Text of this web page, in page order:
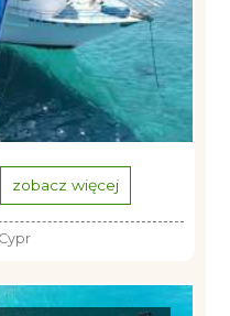
zobacz więcej